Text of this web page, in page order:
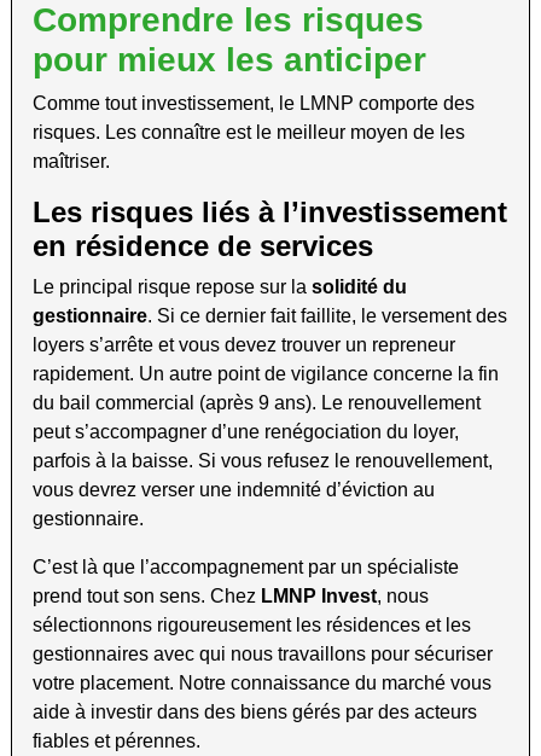
Comprendre les risques
pour mieux les anticiper
Comme tout investissement, le LMNP comporte des
risques. Les connaître est le meilleur moyen de les
maîtriser.
Les risques liés à l’investissement
en résidence de services
Le principal risque repose sur lasolidité du
gestionnaire. Si ce dernier fait faillite, le versement des
loyers s’arrête et vous devez trouver un repreneur
rapidement. Un autre point de vigilance concerne la fin
du bail commercial (après 9 ans). Le renouvellement
peut s’accompagner d’une renégociation du loyer,
parfois à la baisse. Si vous refusez le renouvellement,
vous devrez verser une indemnité d’éviction au
gestionnaire.
C’est là que l’accompagnement par un spécialiste
prend tout son sens. Chez LMNP Invest, nous
sélectionnons rigoureusement les résidences et les
gestionnaires avec qui nous travaillons pour sécuriser
votre placement. Notre connaissance du marché vous
aide à investir dans des biens gérés par des acteurs
fiables et pérennes.